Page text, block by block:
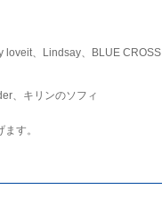
loveit、Lindsay、BLUE CROSS
、キリンのソフィ
す。